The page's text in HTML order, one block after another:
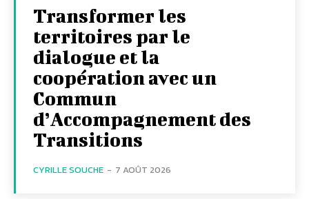
Transformer les
territoires par le
dialogue et la
coopération avec un
Commun
d’Accompagnement des
Transitions
CYRILLE SOUCHE - 7 AOÛT 2026